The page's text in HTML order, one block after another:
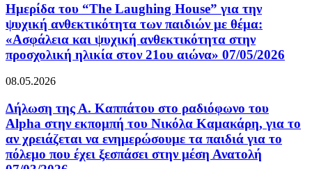
Ημερίδα του “The Laughing House” για την
ψυχική ανθεκτικότητα των παιδιών με θέμα:
«Ασφάλεια και ψυχική ανθεκτικότητα στην
προσχολική ηλικία στον 21ου αιώνα» 07/05/2026
08.05.2026
Δήλωση της Α. Καππάτου στο ραδιόφωνο του
Alpha στην εκπομπή του Νικόλα Καμακάρη, για το
αν χρειάζεται να ενημερώσουμε τα παιδιά για το
πόλεμο που έχει ξεσπάσει στην μέση Ανατολή